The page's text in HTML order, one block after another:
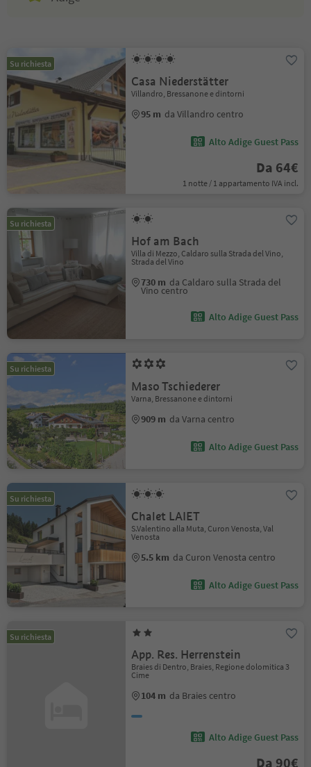
Su richiesta
Casa Niederstätter
Villandro, Bressanone e dintorni
95 m da Villandro centro
Alto Adige Guest Pass
Da 64€
1 notte / 1 appartamento IVA incl.
Su richiesta
Hof am Bach
Villa di Mezzo, Caldaro sulla Strada del Vino,
Strada del Vino
730 m da Caldaro sulla Strada del
Vino centro
Alto Adige Guest Pass
Su richiesta
Maso Tschiederer
Varna, Bressanone e dintorni
909 m da Varna centro
Alto Adige Guest Pass
Su richiesta
Chalet LAIET
S.Valentino alla Muta, Curon Venosta, Val
Venosta
5.5 km da Curon Venosta centro
Alto Adige Guest Pass
Su richiesta
App. Res. Herrenstein
Braies di Dentro, Braies, Regione dolomitica 3
Cime
104 m da Braies centro
Alto Adige Guest Pass
Da 90€